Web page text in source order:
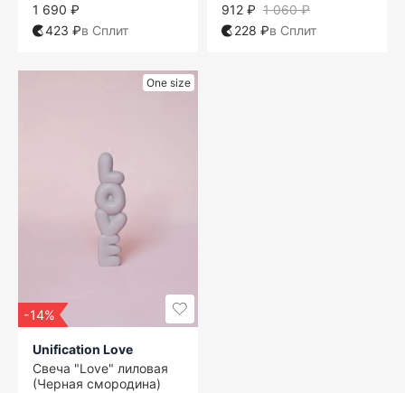
1 690 ₽
423 ₽в Сплит
1 060 ₽
912 ₽
228 ₽в Сплит
One size
-14%
Unification Love
Свеча "Love" лиловая
(Черная смородина)